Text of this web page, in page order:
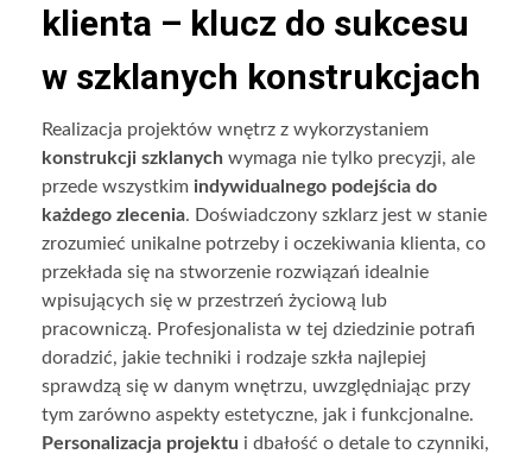
klienta – klucz do sukcesu
w szklanych konstrukcjach
Realizacja projektów wnętrz z wykorzystaniem
konstrukcji szklanych wymaga nie tylko precyzji, ale
przede wszystkim indywidualnego podejścia do
każdego zlecenia. Doświadczony szklarz jest w stanie
zrozumieć unikalne potrzeby i oczekiwania klienta, co
przekłada się na stworzenie rozwiązań idealnie
wpisujących się w przestrzeń życiową lub
pracowniczą. Profesjonalista w tej dziedzinie potrafi
doradzić, jakie techniki i rodzaje szkła najlepiej
sprawdzą się w danym wnętrzu, uwzględniając przy
tym zarówno aspekty estetyczne, jak i funkcjonalne.
Personalizacja projektu i dbałość o detale to czynniki,